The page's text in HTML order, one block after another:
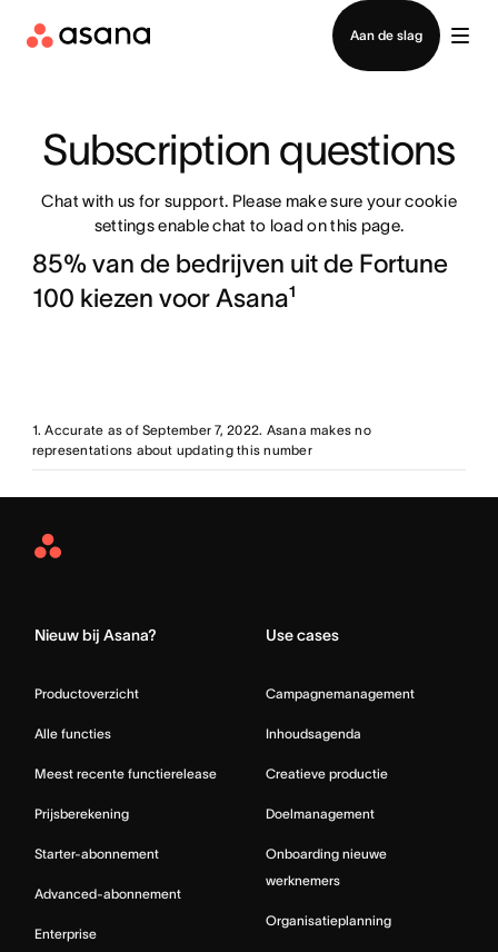
Aan de slag
Contact opnemen met verkoop
Subscription questions
Chat with us for support. Please make sure your cookie
settings enable chat to load on this page.
85% van de bedrijven uit de Fortune
100 kiezen voor Asana¹
1. Accurate as of September 7, 2022. Asana makes no
representations about updating this number
Asana
Nieuw bij Asana?
Productoverzicht
Alle functies
Meest recente functierelease
Prijsberekening
Starter-abonnement
Advanced-abonnement
Enterprise
Use cases
Campagnemanagement
Inhoudsagenda
Creatieve productie
Doelmanagement
Onboarding nieuwe
werknemers
Organisatieplanning